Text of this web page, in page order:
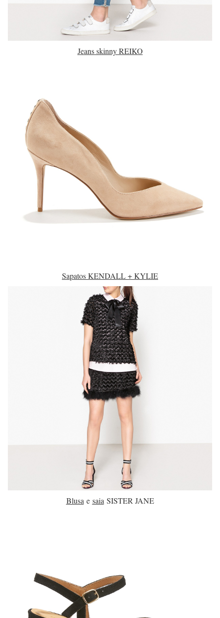
Jeans skinny REIKO
Sapatos KENDALL + KYLIE
Blusae saiaSISTER JANE